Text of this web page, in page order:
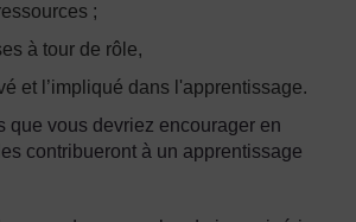
;
à tour de rôle,
et l’impliqué dans l'apprentissage.
que vous devriez encourager en
contribueront à un apprentissage